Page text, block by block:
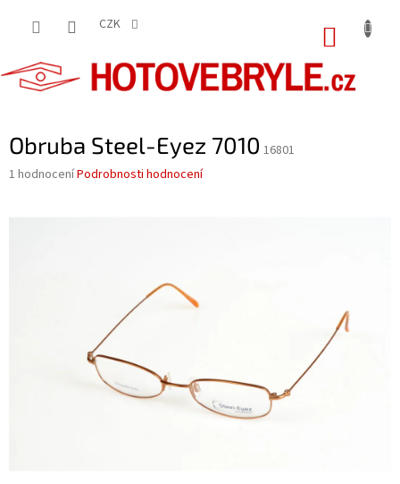
CZK
Obruba Steel-Eyez 7010 16801
Průměrné
1 hodnoceníPodrobnosti hodnocení